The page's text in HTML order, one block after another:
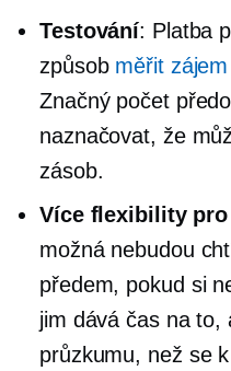
Testování: Platba
způsob měřit
Značný počet
naznačovat, že
zásob.
Více flexibility pro
možná nebudou
předem, pokud si
jim dává čas na to,
průzkumu, než se